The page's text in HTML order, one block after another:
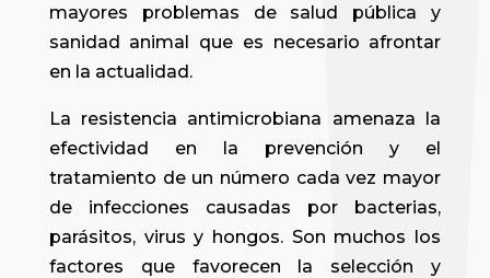
mayores problemas de salud pública y
sanidad animal que es necesario afrontar
en la actualidad.
La resistencia antimicrobiana amenaza la
efectividad en la prevención y el
tratamiento de un número cada vez mayor
de infecciones causadas por bacterias,
parásitos, virus y hongos. Son muchos los
factores que favorecen la selección y